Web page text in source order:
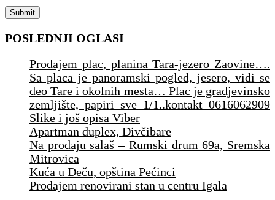
POSLEDNJI OGLASI
Prodajem plac, planina Tara-jezero Zaovine….
Sa placa je panoramski pogled, jesero, vidi se
deo Tare i okolnih mesta… Plac je gradjevinsko
zemljište, papiri sve 1/1..kontakt 0616062909
Slike i još opisa Viber
Apartman duplex, Divčibare
Na prodaju salaš – Rumski drum 69a, Sremska
Mitrovica
Kuća u Deču, opština Pećinci
Prodajem renovirani stan u centru Igala